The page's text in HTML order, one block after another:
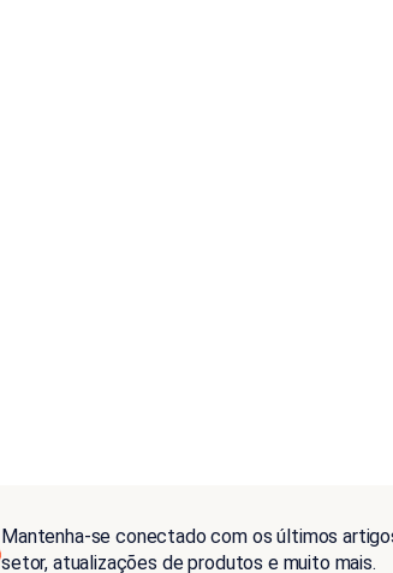
Mantenha-se conectado com os últimos
setor, atualizações de produtos e muito mais.